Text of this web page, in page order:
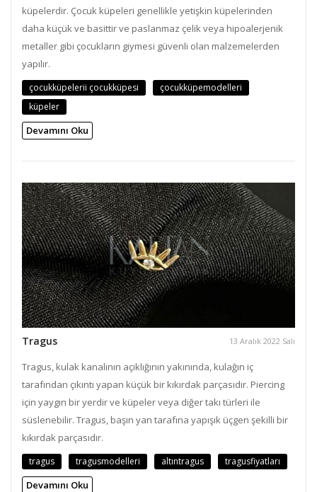
küpelerdir. Çocuk küpeleri genellikle yetişkin küpelerinden
daha küçük ve basittir ve paslanmaz çelik veya hipoalerjenik
metaller gibi çocukların giymesi güvenli olan malzemelerden
yapılır.
çocukküpelerii çocukküpesi
çocukküpemodelleri
küpeler
Devamını Oku
Tragus 13 Aralık 2022 Salı
Tragus, kulak kanalının açıklığının yakınında, kulağın iç
tarafından çıkıntı yapan küçük bir kıkırdak parçasıdır. Piercing
için yaygın bir yerdir ve küpeler veya diğer takı türleri ile
süslenebilir. Tragus, başın yan tarafına yapışık üçgen şekilli bir
kıkırdak parçasıdır.
tragus tragusmodelleri altıntragus tragusfiyatları
Devamını Oku